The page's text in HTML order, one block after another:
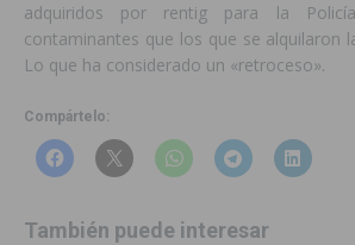
adquiridos por rentig para la
contaminantes que los que se alquilaron
Lo que ha considerado un «retroceso».
Compártelo:
También puede interesar